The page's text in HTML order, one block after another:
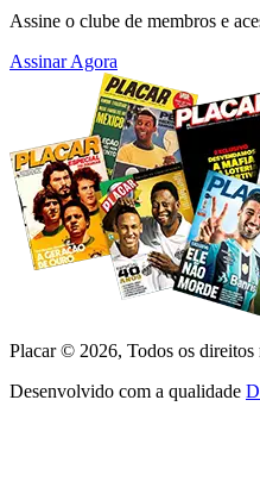
Assine o clube de membros e
Assinar Agora
Placar © 2026, Todos os direitos
Desenvolvido com a qualidade